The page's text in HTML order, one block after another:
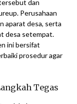
dan
Perusahaan
aparat desa, serta
desa setempat.
ini bersifat
prosedur agar
Tegas